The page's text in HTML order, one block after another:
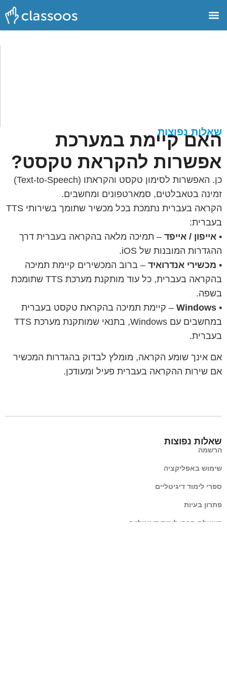
שאלות נפוצות
האם קיימת במערכת
אפשרות להקראת טקסט?
כן. האפשרות לסימון טקסט והקראתו (Text-to-Speech)
זמינה בטאבלטים, סמארטפונים ומחשבים.
הקראה בעברית נתמכת בכל מכשיר שתומך בשירותי TTS
בעברית:
• אייפון / אייפד – תמיכה מלאה בהקראה בעברית דרך
ההגדרות המובנות של iOS.
• מכשירי אנדרואיד – ברוב המכשירים קיימת תמיכה
בהקראה בעברית, כל עוד מותקנת מערכת TTS שתומכת
בשפה.
•
Windows – קיימת תמיכה בהקראת טקסט בעברית
במחשבים עם Windows, בתנאי שמותקנת מערכת TTS
בעברית.
אם אינך שומע הקראה, מומלץ לבדוק בהגדרות המכשיר
אם שירות ההקראה בעברית פעיל ומעודכן.
שאלות נפוצות
הרשמה
שימוש באפליקציה
ספרי לימוד דיגיטליים
פתרון בעיות
השאלת ספרי לימוד דיגיטליים